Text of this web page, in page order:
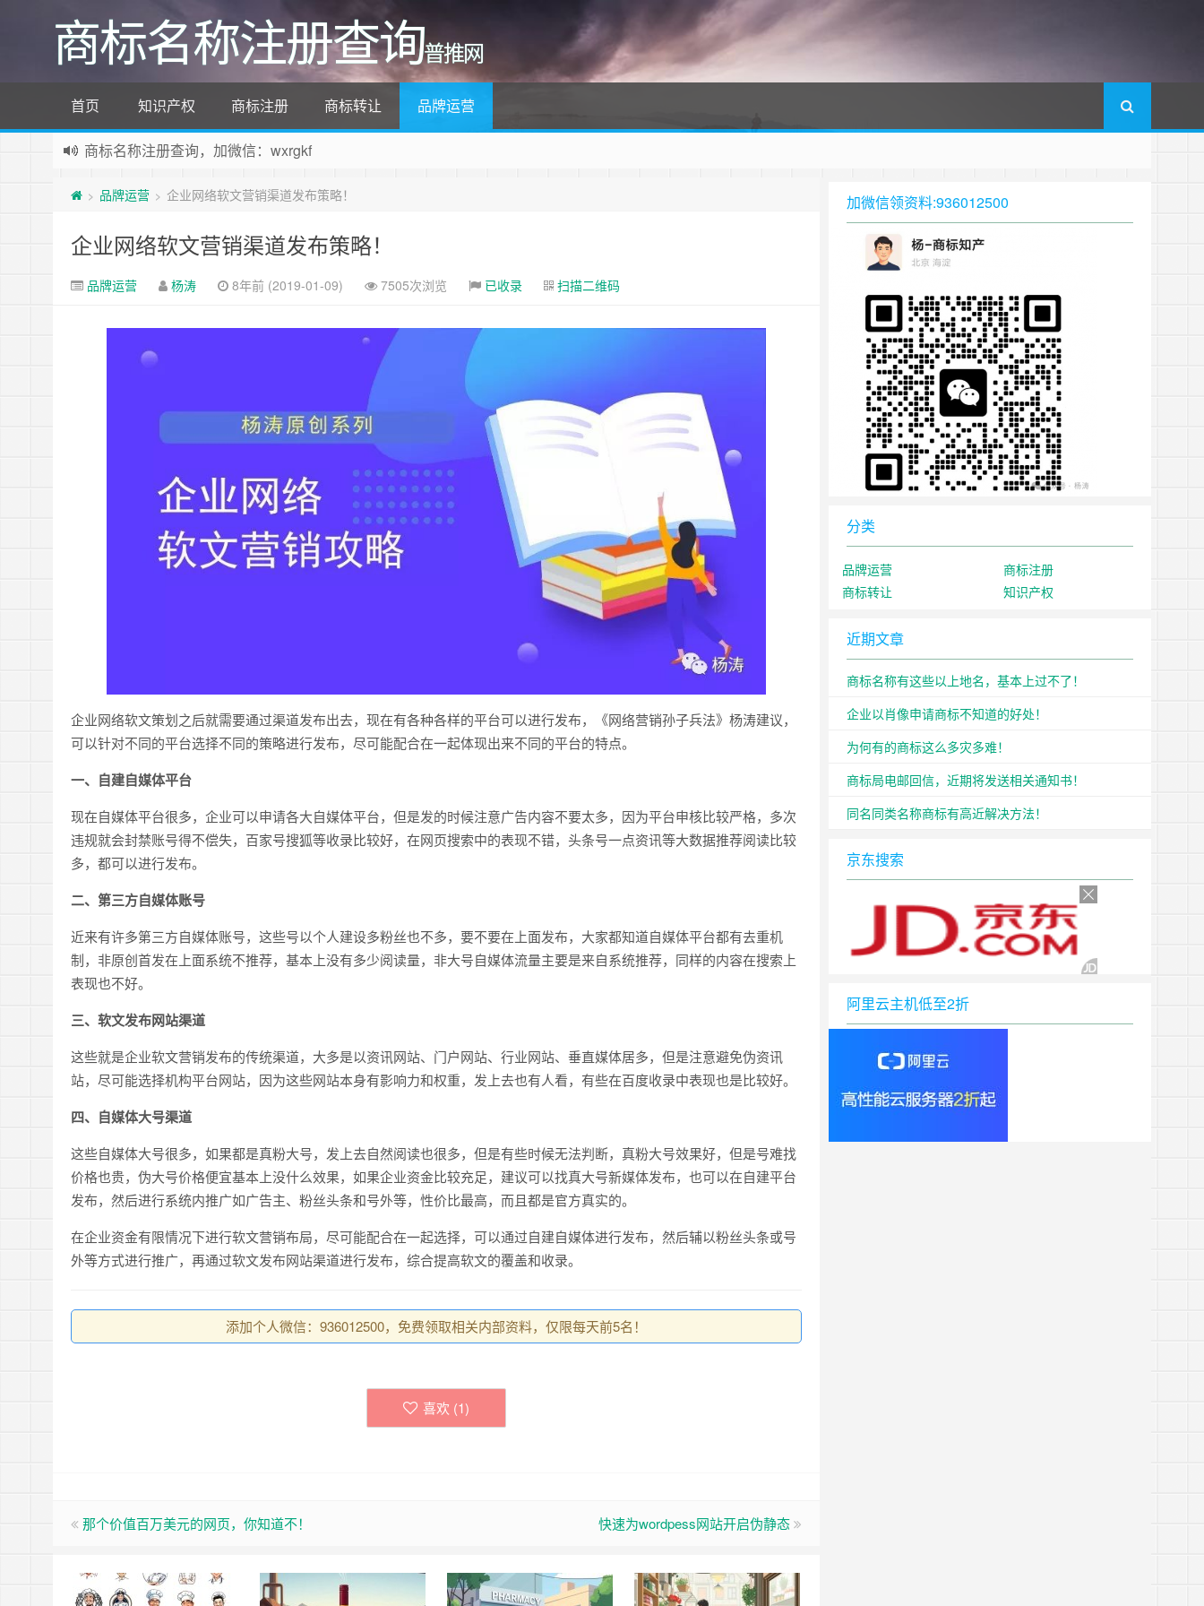
商标名称注册查询普推网
首页 知识产权 商标注册 商标转让 品牌运营
商标名称注册查询，加微信：wxrgkf
> 品牌运营 > 企业网络软文营销渠道发布策略！
企业网络软文营销渠道发布策略！
品牌运营 杨涛 8年前 (2019-01-09) 7505次浏览 已收录 扫描二维码
企业网络软文策划之后就需要通过渠道发布出去，现在有各种各样的平台可以进行发布，《网络营销孙子兵法》杨涛建议，
可以针对不同的平台选择不同的策略进行发布，尽可能配合在一起体现出来不同的平台的特点。
一、自建自媒体平台
现在自媒体平台很多，企业可以申请各大自媒体平台，但是发的时候注意广告内容不要太多，因为平台申核比较严格，多次
违规就会封禁账号得不偿失，百家号搜狐等收录比较好，在网页搜索中的表现不错，头条号一点资讯等大数据推荐阅读比较
多，都可以进行发布。
二、第三方自媒体账号
近来有许多第三方自媒体账号，这些号以个人建设多粉丝也不多，要不要在上面发布，大家都知道自媒体平台都有去重机
制，非原创首发在上面系统不推荐，基本上没有多少阅读量，非大号自媒体流量主要是来自系统推荐，同样的内容在搜索上
表现也不好。
三、软文发布网站渠道
这些就是企业软文营销发布的传统渠道，大多是以资讯网站、门户网站、行业网站、垂直媒体居多，但是注意避免伪资讯
站，尽可能选择机构平台网站，因为这些网站本身有影响力和权重，发上去也有人看，有些在百度收录中表现也是比较好。
四、自媒体大号渠道
这些自媒体大号很多，如果都是真粉大号，发上去自然阅读也很多，但是有些时候无法判断，真粉大号效果好，但是号难找
价格也贵，伪大号价格便宜基本上没什么效果，如果企业资金比较充足，建议可以找真大号新媒体发布，也可以在自建平台
发布，然后进行系统内推广如广告主、粉丝头条和号外等，性价比最高，而且都是官方真实的。
在企业资金有限情况下进行软文营销布局，尽可能配合在一起选择，可以通过自建自媒体进行发布，然后辅以粉丝头条或号
外等方式进行推广，再通过软文发布网站渠道进行发布，综合提高软文的覆盖和收录。
添加个人微信：936012500，免费领取相关内部资料，仅限每天前5名！
喜欢 (1)
那个价值百万美元的网页，你知道不！ 快速为wordpess网站开启伪静态
加微信领资料:936012500
分类
品牌运营
商标注册
商标转让
知识产权
近期文章
商标名称有这些以上地名，基本上过不了！
企业以肖像申请商标不知道的好处！
为何有的商标这么多灾多难！
商标局电邮回信，近期将发送相关通知书！
同名同类名称商标有高近解决方法！
京东搜索
阿里云主机低至2折